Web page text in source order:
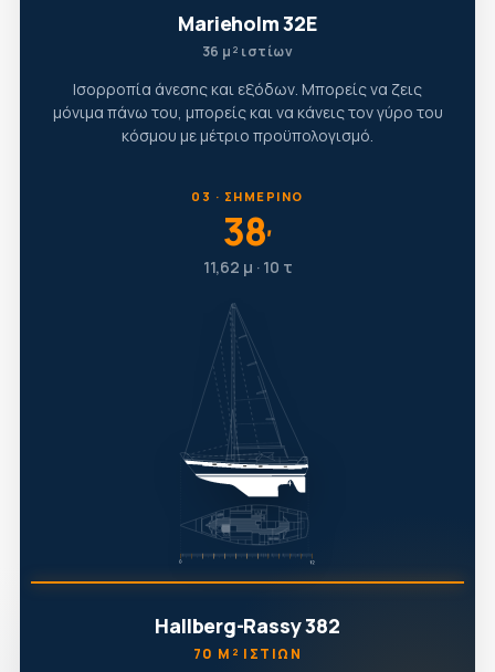
Marieholm 32E
36 μ² ιστίων
Ισορροπία άνεσης και εξόδων. Μπορείς να ζεις
μόνιμα πάνω του, μπορείς και να κάνεις τον γύρο του
κόσμου με μέτριο προϋπολογισμό.
03 · ΣΗΜΕΡΙΝΌ
38′
11,62 μ · 10 τ
Hallberg-Rassy 382
70 Μ² ΙΣΤΊΩΝ